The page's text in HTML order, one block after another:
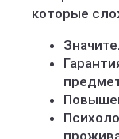
которые